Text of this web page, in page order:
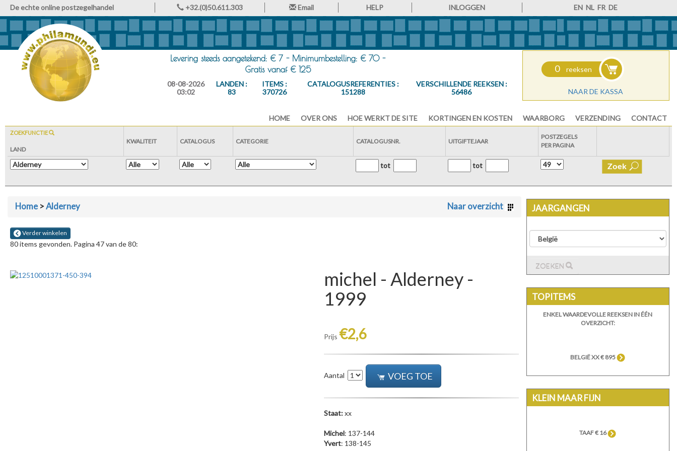
De echte online postzegelhandel +32.(0)50.611.303 Email HELP INLOGGEN EN NL FR DE
Levering steeds aangetekend: € 7 - Minimumbestelling: € 70 -
Gratis vanaf € 125
08-08-2026
03:02
LANDEN :
83
ITEMS :
370726
CATALOGUSREFERENTIES :
151288
VERSCHILLENDE REEKSEN :
56486
0 reeksen
NAAR DE KASSA
HOME OVER ONS HOE WERKT DE SITE KORTINGEN EN KOSTEN WAARBORG VERZENDING CONTACT
ZOEKFUNCTIE
LAND
KWALITEIT CATALOGUS CATEGORIE CATALOGUSNR. UITGIFTEJAAR
POSTZEGELS
PER PAGINA
tot tot
Home>Alderney Naar overzicht
Verder winkelen
80 items gevonden. Pagina 47 van de 80:
michel - Alderney -
1999
Prijs €2,6
Aantal VOEG TOE
Staat:xx
Michel: 137-144
Yvert: 138-145
JAARGANGEN
ZOEKEN
TOPITEMS
ENKEL WAARDEVOLLE REEKSEN IN ÉÉN
OVERZICHT:
BELGIË XX € 895
KLEIN MAAR FIJN
TAAF € 16